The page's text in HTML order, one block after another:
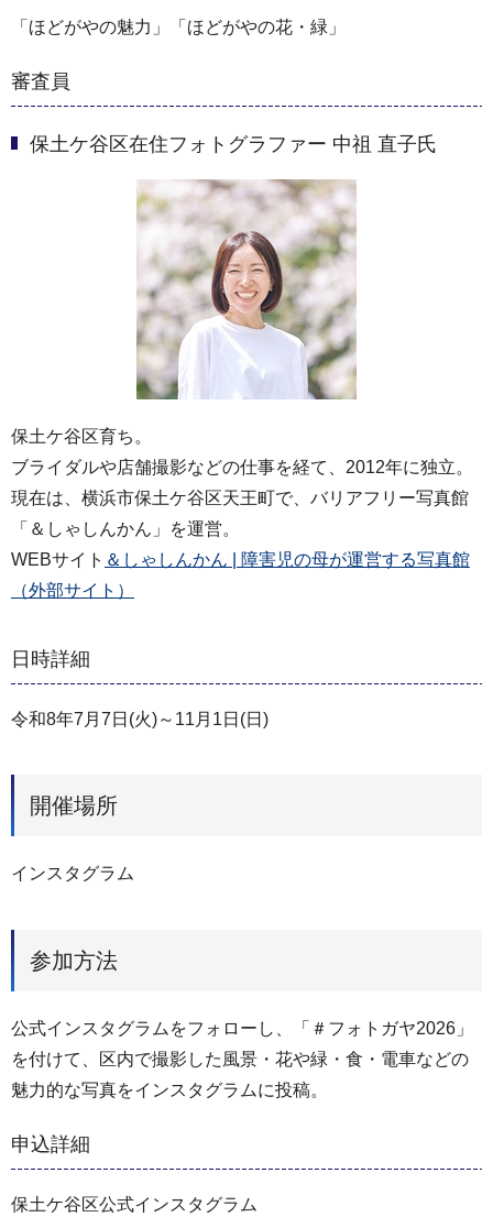
「ほどがやの魅力」「ほどがやの花・緑」
審査員
保土ケ谷区在住フォトグラファー 中祖 直子氏
保土ケ谷区育ち。
ブライダルや店舗撮影などの仕事を経て、2012年に独立。
現在は、横浜市保土ケ谷区天王町で、バリアフリー写真館
「＆しゃしんかん」を運営。
WEBサイト ＆しゃしんかん | 障害児の母が運営する写真館
（外部サイト）
日時詳細
令和8年7月7日(火)～11月1日(日)
開催場所
インスタグラム
参加方法
公式インスタグラムをフォローし、「＃フォトガヤ2026」
を付けて、区内で撮影した風景・花や緑・食・電車などの
魅力的な写真をインスタグラムに投稿。
申込詳細
保土ケ谷区公式インスタグラム